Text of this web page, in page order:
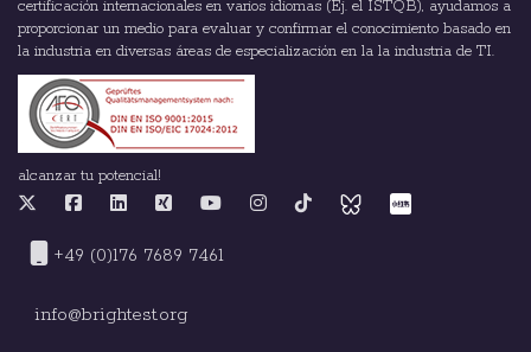
certificación internacionales en varios idiomas (Ej. el ISTQB), ayudamos a
proporcionar un medio para evaluar y confirmar el conocimiento basado en
la industria en diversas áreas de especialización en la la industria de TI.
alcanzar tu potencial!
+49 (0)176 7689 7461
info@brightest.org